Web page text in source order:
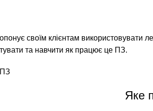
своїм клієнтам
та навчити як працює це ПЗ.
ПЗ
Яке